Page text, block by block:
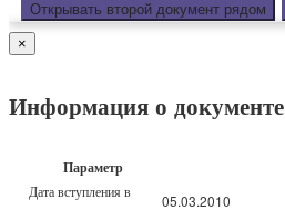
Открывать второй документ рядом
×
Информация о документе
Параметр
Дата вступления в
05.03.2010